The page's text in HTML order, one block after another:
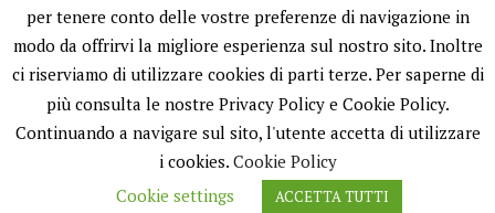
PUGLIA.NET È UN PORTALE GESTITO DA FRANCESCO TV - PARTITA IVA
per tenere conto delle vostre preferenze di navigazione in
modo da offrirvi la migliore esperienza sul nostro sito. Inoltre
ci riserviamo di utilizzare cookies di parti terze. Per saperne di
più consulta le nostre Privacy Policy e Cookie Policy.
Continuando a navigare sul sito, l'utente accetta di utilizzare
i cookies. Cookie Policy
Cookie settings
ACCETTA TUTTI